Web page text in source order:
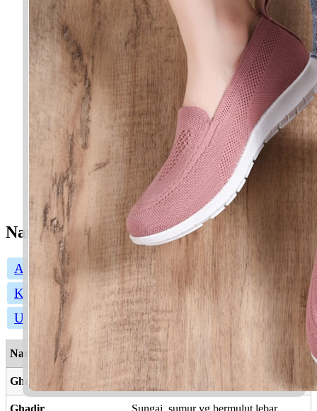
Nama Lelaki
A B C D E F G H
J
K
N O P Q R S
T
U
W Z
Nama Maksud
Ghadi Singa, keberuntunganku
Ghadir Sungai, sumur yg bermulut lebar